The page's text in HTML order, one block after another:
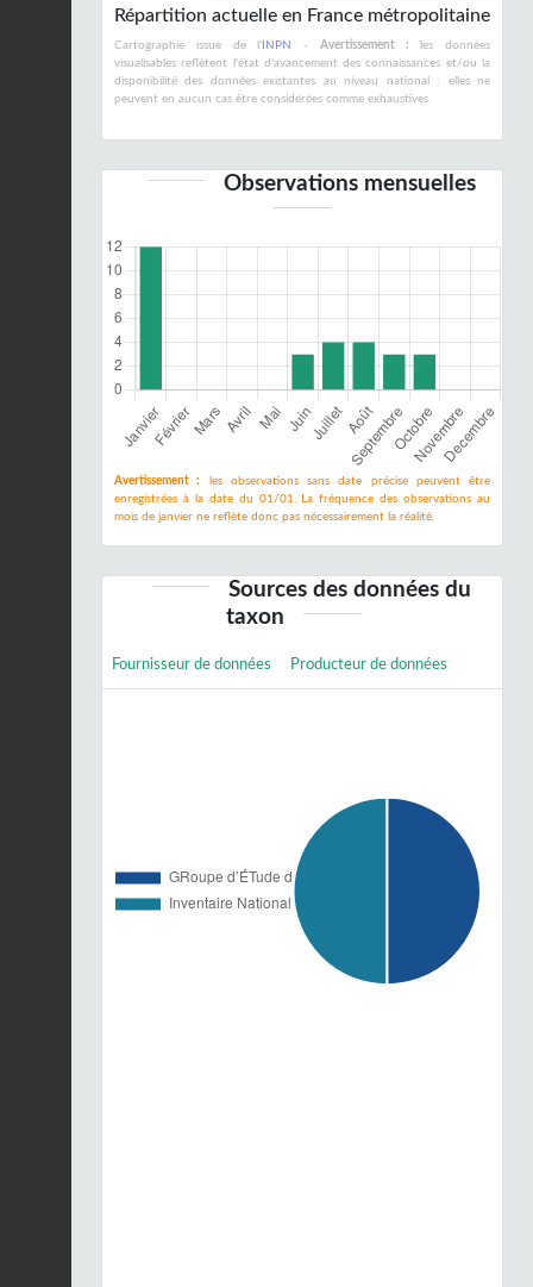
Répartition actuelle en France métropolitaine
Cartographie issue de l' INPN - Avertissement : les données
visualisables reflètent l'état d'avancement des connaissances et/ou la
disponibilité des données existantes au niveau national : elles ne
peuvent en aucun cas être considérées comme exhaustives.
Observations mensuelles
Avertissement :
les observations sans date précise peuvent être
enregistrées à la date du 01/01. La fréquence des observations au
mois de janvier ne reflète donc pas nécessairement la réalité.
Sources des données du
taxon
Fournisseur de données Producteur de données